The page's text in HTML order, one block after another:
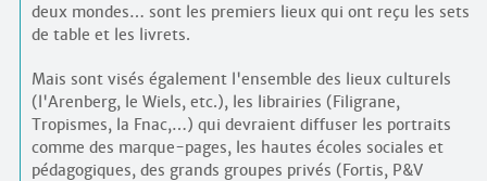
deux mondes… sont les premiers lieux qui ont reçu les sets
de table et les livrets.
Mais sont visés également l'ensemble des lieux culturels
(l'Arenberg, le Wiels, etc.), les librairies (Filigrane,
Tropismes, la Fnac,…) qui devraient diffuser les portraits
comme des marque-pages, les hautes écoles sociales et
pédagogiques, des grands groupes privés (Fortis, P&V